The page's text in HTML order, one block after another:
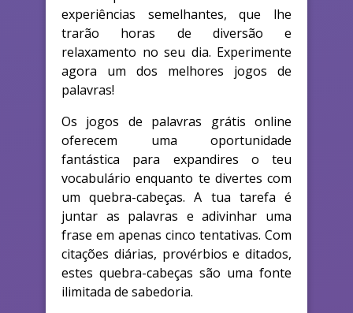
experiências semelhantes, que lhe
trarão horas de diversão e
relaxamento no seu dia. Experimente
agora um dos melhores jogos de
palavras!
Os jogos de palavras grátis online
oferecem uma oportunidade
fantástica para expandires o teu
vocabulário enquanto te divertes com
um quebra-cabeças. A tua tarefa é
juntar as palavras e adivinhar uma
frase em apenas cinco tentativas. Com
citações diárias, provérbios e ditados,
estes quebra-cabeças são uma fonte
ilimitada de sabedoria.